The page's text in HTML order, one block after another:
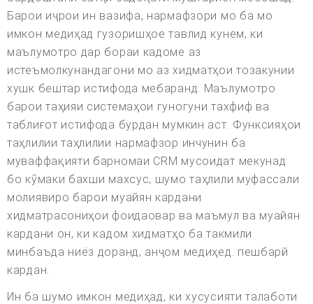
Барои иҷрои ин вазифа, нармафзори мо ба мо
имкон медиҳад гузоришҳое тавлид кунем, ки
маълумотро дар бораи кадоме аз
истеъмолкунандагони мо аз хидматҳои тозакунии
хушк бештар истифода мебаранд. Маълумотро
барои таҳияи системаҳои гуногуни тахфиф ва
таблиғот истифода бурдан мумкин аст. Функсияҳои
таҳлилии таҳлилии нармафзор инчунин ба
муваффақияти барномаи CRM мусоидат мекунад:
бо кӯмаки бахши махсус, шумо таҳлили муфассали
молиявиро барои муайян кардани
хидматрасониҳои фоидаовар ва маъмул ва муайян
кардани он, ки кадом хидматҳо ба такмили
минбаъда ниёз доранд, анҷом медиҳед. пешбарй
кардан.
Ин ба шумо имкон медиҳад, ки хусусияти талаботи